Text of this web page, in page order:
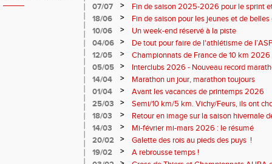
07/07 >
Fin de saison 2025-2026 pour le sprint
18/06
>
Fin de saison pour les jeunes et de
10/06
>
Un week-end réservé à la piste
04/06
>
De tout pour faire de l'athlétisme de
monde souriant
12/05 >
Championnats de France de 10 km
Soirées piste
05/05 >
Interclubs 2026 - Nouveau record
résultats
14/04 >
Marathon un jour, marathon toujours
01/04
>
Avant les vacances de printemps 2026
25/03
>
Semi/10 km/5 km. Vichy/Feurs, ils ont
18/03
>
Retour en image sur la saison hivernale
14/03
>
Mi-février mi-mars 2026 : le résumé
20/02
>
Galette des rois au pieds des puys !
19/02
>
A rebrousse temps !